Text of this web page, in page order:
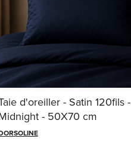
d'oreiller - Satin 120fils -
- 50X70 cm